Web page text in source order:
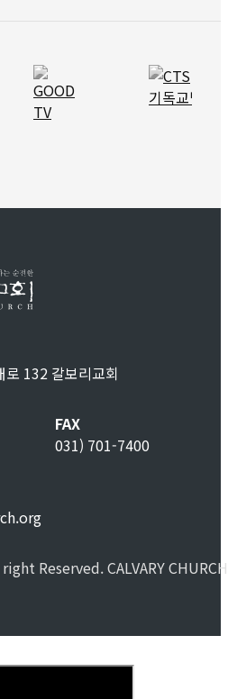
로 132 갈보리교회
FAX
031) 701-7400
Reserved. CALVARY CHURCH